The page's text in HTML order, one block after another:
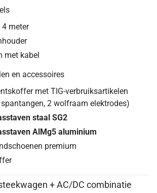
4 meter
met kabel
en accessoires
met TIG-verbruiksartikelen
2 wolfraam elektrodes)
staal SG2
AlMg5 aluminium
premium
+ AC/DC combinatie